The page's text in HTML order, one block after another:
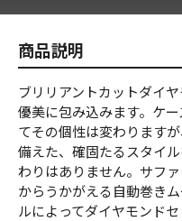
商品説明
ブリリアントカットダイ
優美に包み込みます。ケ
てその個性は変わります
備えた、確固たるスタイ
わりはありません。サフ
からうかがえる自動巻き
ルによってダイヤモンド